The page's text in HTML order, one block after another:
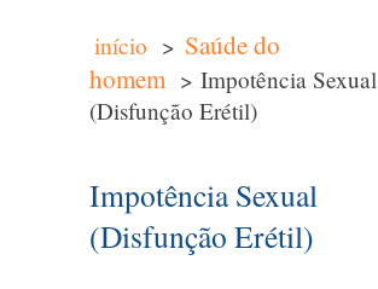
início > Saúde do
homem > Impotência Sexual
(Disfunção Erétil)
Impotência Sexual
(Disfunção Erétil)